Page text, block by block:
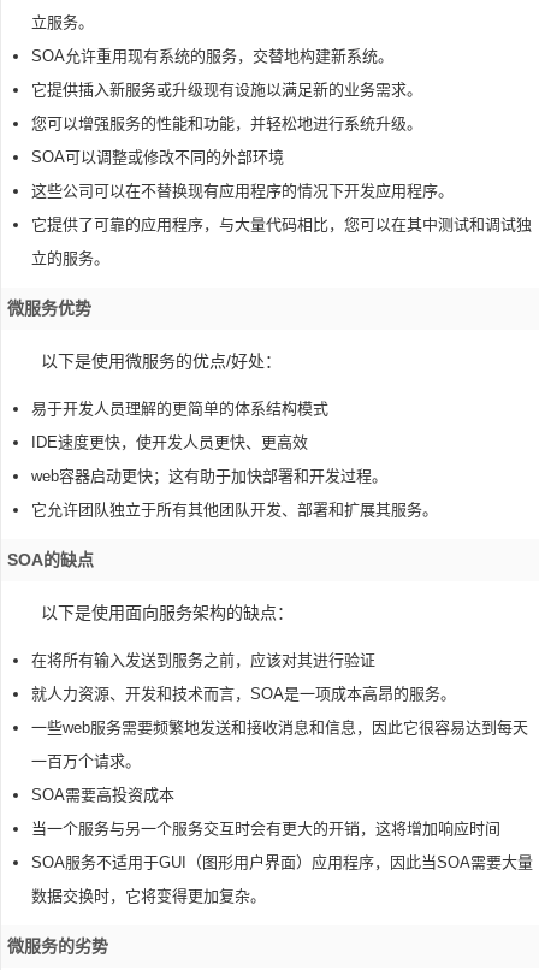
立服务。
SOA允许重用现有系统的服务，交替地构建新系统。
它提供插入新服务或升级现有设施以满足新的业务需求。
您可以增强服务的性能和功能，并轻松地进行系统升级。
SOA可以调整或修改不同的外部环境
这些公司可以在不替换现有应用程序的情况下开发应用程序。
它提供了可靠的应用程序，与大量代码相比，您可以在其中测试和调试独
立的服务。
微服务优势
以下是使用微服务的优点/好处：
易于开发人员理解的更简单的体系结构模式
IDE速度更快，使开发人员更快、更高效
web容器启动更快；这有助于加快部署和开发过程。
它允许团队独立于所有其他团队开发、部署和扩展其服务。
SOA的缺点
以下是使用面向服务架构的缺点：
在将所有输入发送到服务之前，应该对其进行验证
就人力资源、开发和技术而言，SOA是一项成本高昂的服务。
一些web服务需要频繁地发送和接收消息和信息，因此它很容易达到每天
一百万个请求。
SOA需要高投资成本
当一个服务与另一个服务交互时会有更大的开销，这将增加响应时间
SOA服务不适用于GUI（图形用户界面）应用程序，因此当SOA需要大量
数据交换时，它将变得更加复杂。
微服务的劣势